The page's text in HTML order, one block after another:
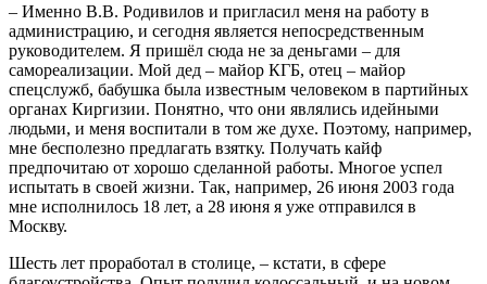
– Именно В.В. Родивилов и пригласил меня на работу в
администрацию, и сегодня является непосредственным
руководителем. Я пришёл сюда не за деньгами – для
самореализации. Мой дед – майор КГБ, отец – майор
спецслужб, бабушка была известным человеком в партийных
органах Киргизии. Понятно, что они являлись идейными
людьми, и меня воспитали в том же духе. Поэтому, например,
мне бесполезно предлагать взятку. Получать кайф
предпочитаю от хорошо сделанной работы. Многое успел
испытать в своей жизни. Так, например, 26 июня 2003 года
мне исполнилось 18 лет, а 28 июня я уже отправился в
Москву.
Шесть лет проработал в столице, – кстати, в сфере